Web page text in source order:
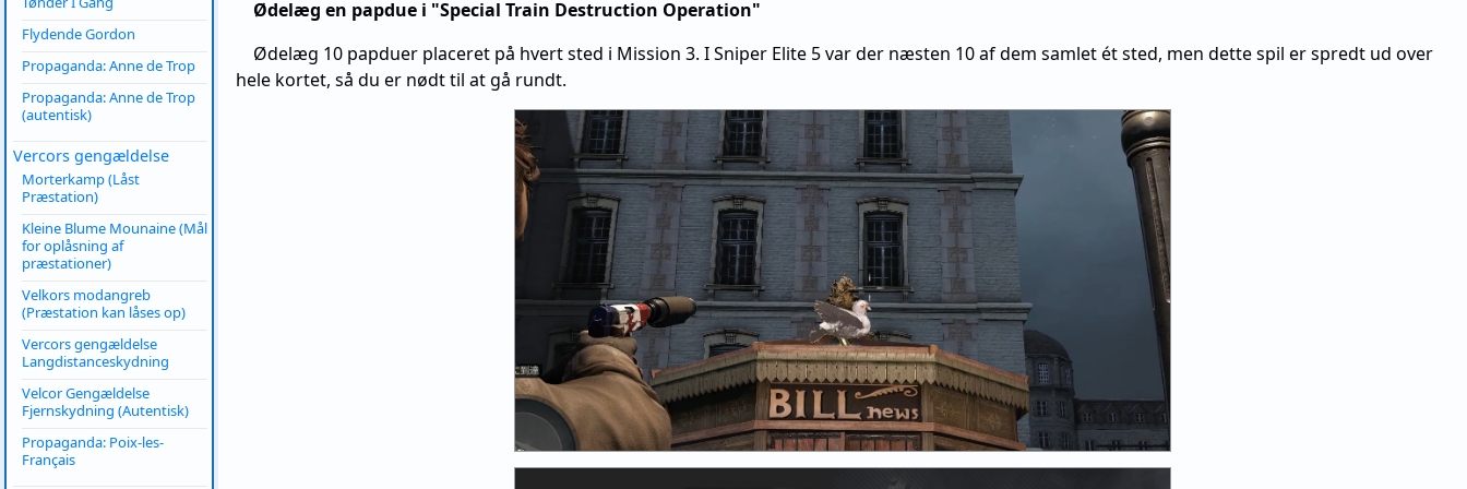
Ødelæg en papdue i "Special Train Destruction Operation"
Ødelæg 10 papduer placeret på hvert sted i Mission 3. I Sniper Elite 5 var der næsten 10 af dem samlet ét sted, men dette spil er spredt ud over
hele kortet, så du er nødt til at gå rundt.
Flydende Gordon
Propaganda: Anne de Trop
Propaganda: Anne de Trop
(autentisk)
Vercors gengældelse
Morterkamp (Låst
Præstation)
Kleine Blume Mounaine (Mål
for oplåsning af
præstationer)
Velkors modangreb
(Præstation kan låses op)
Vercors gengældelse
Langdistanceskydning
Velcor Gengældelse
Fjernskydning (Autentisk)
Propaganda: Poix-les-
Français